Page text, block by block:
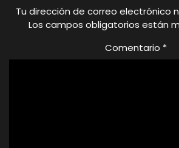
Tu dirección de correo electrónico
Los campos obligatorios están
Comentario *